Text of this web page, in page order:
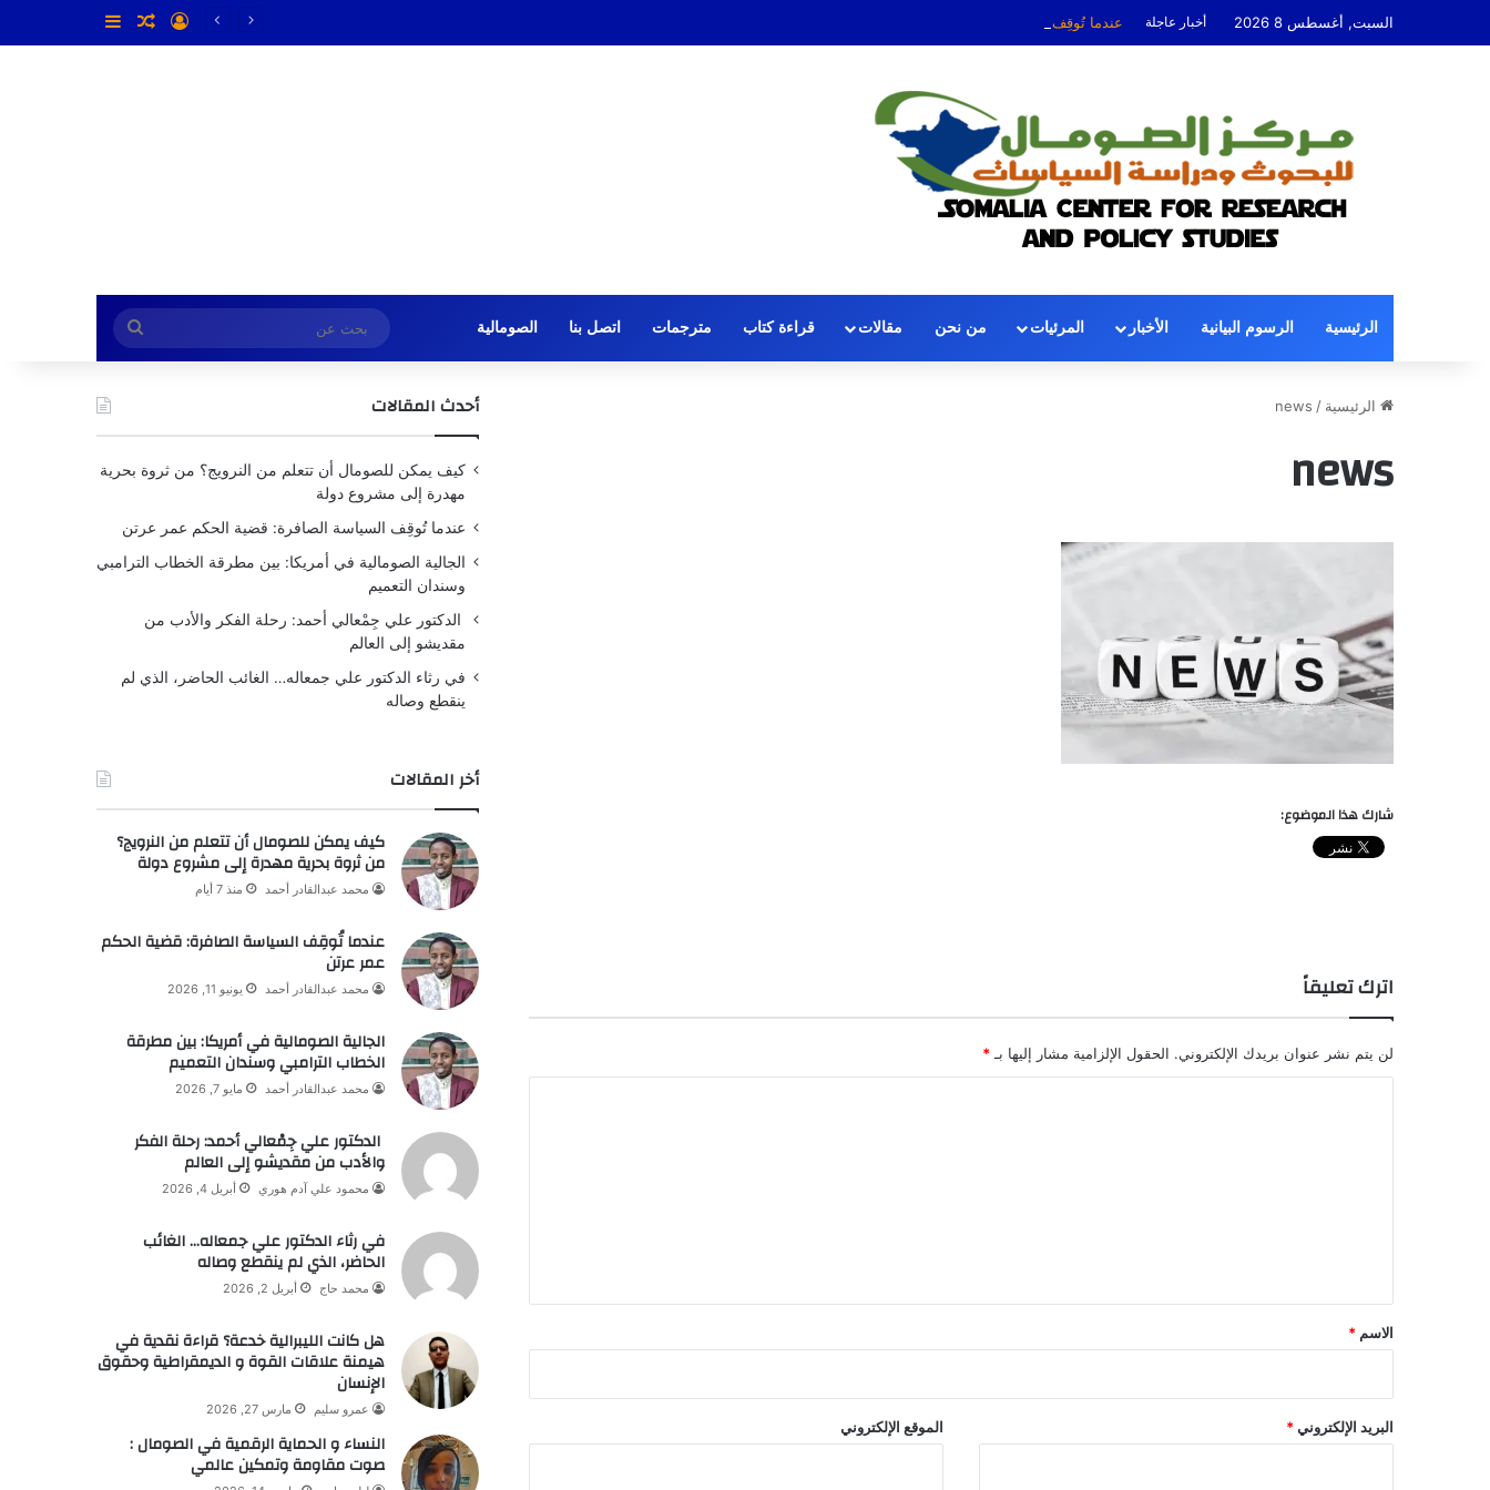
السبت, أغسطس 8 2026 أخبار عاجلة عندما تُوقِف السياسة الصافرة: قضية الحكم عمر عرتن تسجيل الدخول
مقال عشوائي
الرئيسية الرسوم البيانية الأخبار المرئيات من نحن مقالات قراءة كتاب مترجمات اتصل بنا الصومالية
بحث
عن
الرئيسية /
news
news
شارك هذا الموضوع:
اترك تعليقاً
لن يتم نشر عنوان بريدك الإلكتروني. الحقول الإلزامية مشار إليها بـ *
*
الاسم *
البريد الإلكتروني* الموقع الإلكتروني
أحدث المقالات
كيف يمكن للصومال أن تتعلم من النرويج؟ من ثروة بحرية
مهدرة إلى مشروع دولة
عندما تُوقِف السياسة الصافرة: قضية الحكم عمر عرتن
الجالية الصومالية في أمريكا: بين مطرقة الخطاب الترامبي
وسندان التعميم
الدكتور علي جِمْعالي أحمد: رحلة الفكر والأدب من
مقديشو إلى العالم
في رثاء الدكتور علي جمعاله… الغائب الحاضر، الذي لم
ينقطع وصاله
أخر المقالات
كيف يمكن للصومال أن تتعلم من النرويج؟
من ثروة بحرية مهدرة إلى مشروع دولة
محمد عبدالقادر أحمد منذ 7 أيام
عندما تُوقِف السياسة الصافرة: قضية الحكم
عمر عرتن
محمد عبدالقادر أحمد يونيو 11, 2026
الجالية الصومالية في أمريكا: بين مطرقة
الخطاب الترامبي وسندان التعميم
محمد عبدالقادر أحمد مايو 7, 2026
الدكتور علي جِمْعالي أحمد: رحلة الفكر
والأدب من مقديشو إلى العالم
محمود علي آدم هوري أبريل 4, 2026
في رثاء الدكتور علي جمعاله… الغائب
الحاضر، الذي لم ينقطع وصاله
محمد حاج أبريل 2, 2026
هل كانت الليبرالية خدعة؟ قراءة نقدية في
هيمنة علاقات القوة و الديمقراطية وحقوق
الإنسان
عمرو سليم مارس 27, 2026
النساء و الحماية الرقمية في الصومال :
صوت مقاومة وتمكين عالمي